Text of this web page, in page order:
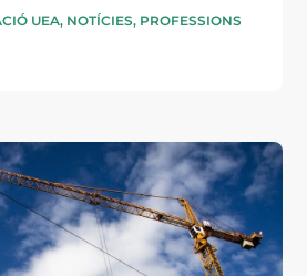
UEA, NOTÍCIES, PROFESSIONS